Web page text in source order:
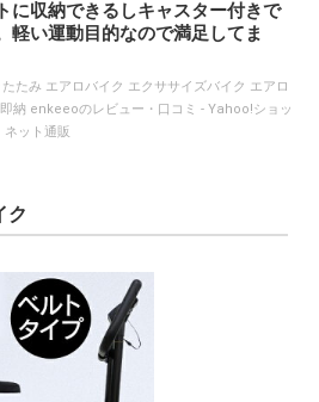
に収納できるしキャスター付きで
軽い運動目的なので満足してま
たみ エアロバイク エクササイズバイク エアロ
納 enkeeoのレビュー・口コミ - Yahoo!ショッ
ネット通販
ク